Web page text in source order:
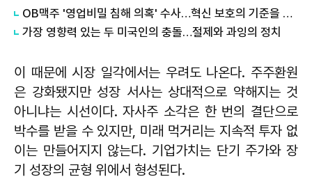
OB맥주 '영업비밀 침해 의혹' 수사…혁신 보호의 기준을 점검할 때다
가장 영향력 있는 두 미국인의 충돌…절제와 과잉의 정치
이 때문에 시장 일각에서는 우려도 나온다. 주주환원
은 강화됐지만 성장 서사는 상대적으로 약해지는 것
아니냐는 시선이다. 자사주 소각은 한 번의 결단으로
박수를 받을 수 있지만, 미래 먹거리는 지속적 투자 없
이는 만들어지지 않는다. 기업가치는 단기 주가와 장
기 성장의 균형 위에서 형성된다.